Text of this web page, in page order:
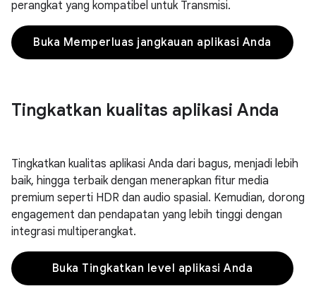
perangkat yang kompatibel untuk Transmisi.
Buka Memperluas jangkauan aplikasi Anda
Tingkatkan kualitas aplikasi Anda
Tingkatkan kualitas aplikasi Anda dari bagus, menjadi lebih
baik, hingga terbaik dengan menerapkan fitur media
premium seperti HDR dan audio spasial. Kemudian, dorong
engagement dan pendapatan yang lebih tinggi dengan
integrasi multiperangkat.
Buka Tingkatkan level aplikasi Anda